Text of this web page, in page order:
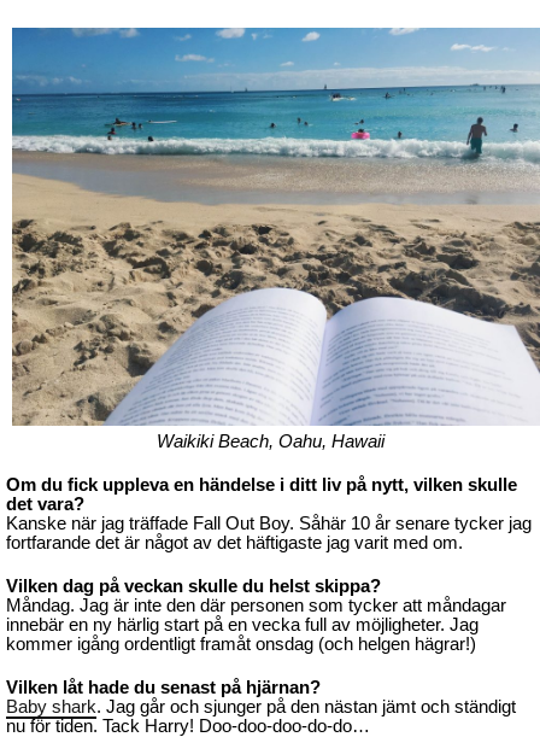
Waikiki Beach, Oahu, Hawaii
Om du fick uppleva en händelse i ditt liv på nytt, vilken skulle
det vara?
Kanske när jag träffade Fall Out Boy. Såhär 10 år senare tycker jag
fortfarande det är något av det häftigaste jag varit med om.
Vilken dag på veckan skulle du helst skippa?
Måndag. Jag är inte den där personen som tycker att måndagar
innebär en ny härlig start på en vecka full av möjligheter. Jag
kommer igång ordentligt framåt onsdag (och helgen hägrar!)
Vilken låt hade du senast på hjärnan?
Baby shark. Jag går och sjunger på den nästan jämt och ständigt
nu för tiden. Tack Harry! Doo-doo-doo-do-do…